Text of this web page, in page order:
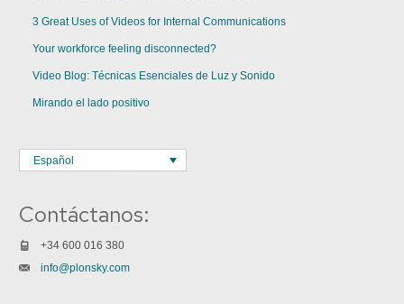
3 Great Uses of Videos for Internal Communications
Your workforce feeling disconnected?
Video Blog: Técnicas Esenciales de Luz y Sonido
Mirando el lado positivo
Español
Contáctanos:
+34 600 016 380
info@plonsky.com